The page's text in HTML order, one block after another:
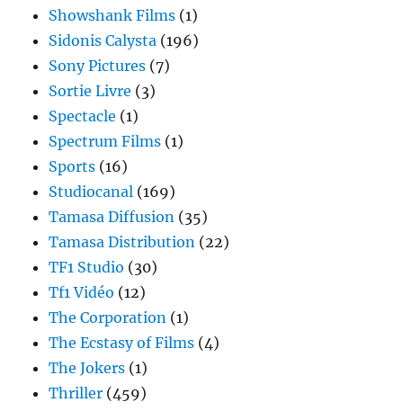
Showshank Films (1)
Sidonis Calysta (196)
Sony Pictures (7)
Sortie Livre (3)
Spectacle (1)
Spectrum Films (1)
Sports (16)
Studiocanal (169)
Tamasa Diffusion (35)
Tamasa Distribution (22)
TF1 Studio (30)
Tf1 Vidéo (12)
The Corporation (1)
The Ecstasy of Films (4)
The Jokers (1)
Thriller (459)